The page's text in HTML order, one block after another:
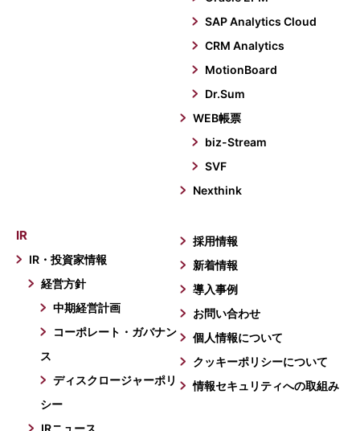
SAP Analytics Cloud
CRM Analytics
MotionBoard
Dr.Sum
WEB帳票
biz-Stream
SVF
Nexthink
IR
IR・投資家情報
経営方針
中期経営計画
コーポレート・ガバナン
ス
ディスクロージャーポリ
シー
IRニュース
採用情報
新着情報
導入事例
お問い合わせ
個人情報について
クッキーポリシーについて
情報セキュリティへの取組み